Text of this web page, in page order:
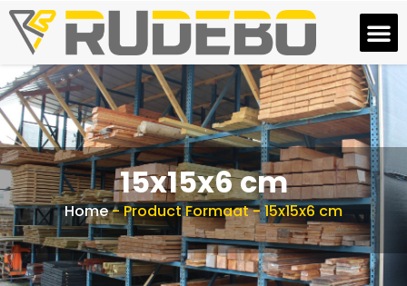
15x15x6 cm
Home-Product Formaat-15x15x6 cm